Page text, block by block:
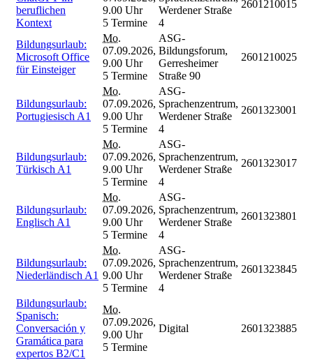
beruflichen
Kontext
9.00 Uhr
5 Termine
Werdener Straße
4
2601210015
Bildungsurlaub:
Microsoft Office
für Einsteiger
Mo.
07.09.2026,
9.00 Uhr
5 Termine
ASG-
Bildungsforum,
Gerresheimer
Straße 90
2601210025
Bildungsurlaub:
Portugiesisch A1
Mo.
07.09.2026,
9.00 Uhr
5 Termine
ASG-
Sprachenzentrum,
Werdener Straße
4
2601323001
Bildungsurlaub:
Türkisch A1
Mo.
07.09.2026,
9.00 Uhr
5 Termine
ASG-
Sprachenzentrum,
Werdener Straße
4
2601323017
Bildungsurlaub:
Englisch A1
Mo.
07.09.2026,
9.00 Uhr
5 Termine
ASG-
Sprachenzentrum,
Werdener Straße
4
2601323801
Bildungsurlaub:
Niederländisch A1
Mo.
07.09.2026,
9.00 Uhr
5 Termine
ASG-
Sprachenzentrum,
Werdener Straße
4
2601323845
Bildungsurlaub:
Spanisch:
Conversación y
Gramática para
expertos B2/C1
Mo.
07.09.2026,
9.00 Uhr
5 Termine
Digital 2601323885